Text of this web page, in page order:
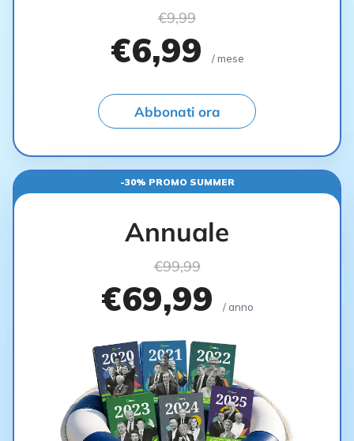
€9,99
€6,99 / mese
Abbonati ora
-30% PROMO SUMMER
Annuale
€99,99
€69,99 / anno